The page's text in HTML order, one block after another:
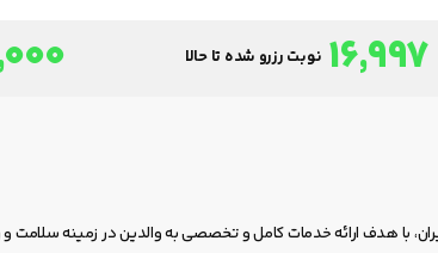
16,997 نوبت رزرو شده تا حالا
با هدف ارائه خدمات کامل و تخصصی به والدین در زمینه سلامت